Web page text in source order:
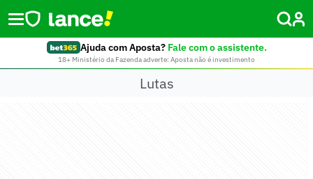
Ajuda com Aposta? Fale com o assistente.
18+ Ministério da Fazenda adverte: Aposta não é investimento
Lutas